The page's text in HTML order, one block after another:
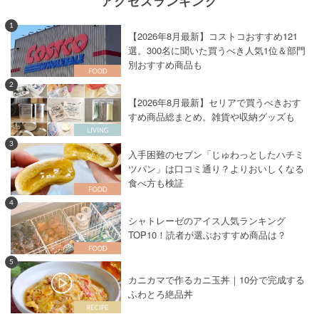
1
【2026年8月最新】コストコおすすめ121
選。300名に聞いた買うべき人気1位＆部門
別おすすめ商品も
2
【2026年8月最新】セリアで買うべきおす
すめ商品総まとめ。雑貨や収納グッズも
3
入手困難のセブン「じゅわっとしたハチミ
ツパン」は口コミ通り？よりおいしくなる
食べ方も検証
4
シャトレーゼのアイス人気ランキング
TOP10！読者が選ぶおすすめ商品は？
5
カニカマで作るカニ玉丼｜10分で完成する
ふわとろ絶品丼